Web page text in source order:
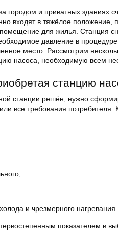
городом и приватных зданиях
входят в тяжёлое положение,
для жилья. Станция
давление в
место. Рассмотрим
насоса, необходимую всем
станцию
станции решён, нужно
все требования потребителя.
и чрезмерного нагревания
показателем в